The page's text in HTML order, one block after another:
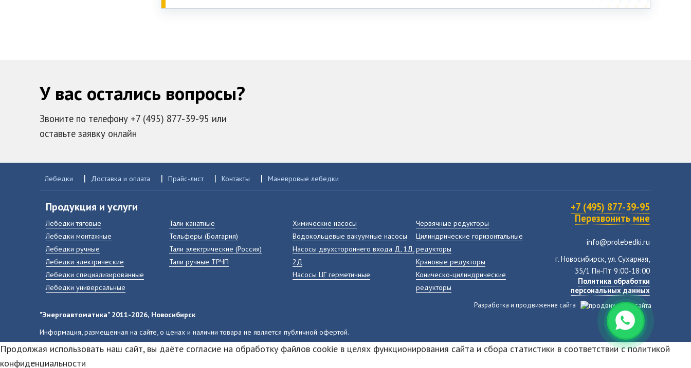
У вас остались вопросы?
Звоните по телефону +7 (495) 877-39-95 или
оставьте заявку онлайн
Лебедки | Доставка и оплата | Прайс-лист | Контакты | Маневровые лебедки
Продукция и услуги
Лебедки тяговые
Лебедки монтажные
Лебедки ручные
Лебедки электрические
Лебедки специализированные
Лебедки универсальные
Тали канатные
Тельферы (Болгария)
Тали электрические (Россия)
Тали ручные ТРЧП
Химические насосы
Водокольцевые вакуумные насосы
Насосы двухстороннего входа Д, 1Д,
2Д
Насосы ЦГ герметичные
Червячные редукторы
Цилиндрические горизонтальные
редукторы
Крановые редукторы
Коническо-цилиндрические
редукторы
+7 (495) 877-39-95
Перезвонить мне
info@prolebedki.ru
г. Новосибирск, ул. Сухарная,
35/1 Пн-Пт 9:00-18:00
Политика обработки
персональных данных
Разработка и продвижение сайта
"Энергоавтоматика" 2011-2026, Новосибирск
Информация, размещенная на сайте, о ценах и наличии товара не является публичной офертой.
Продолжая использовать наш сайт, вы даёте согласие на обработку файлов cookie в целях функционирования сайта и сбора статистики в соответствии сполитикой
конфиденциальности